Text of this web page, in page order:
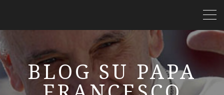
BLOG SU PAPA